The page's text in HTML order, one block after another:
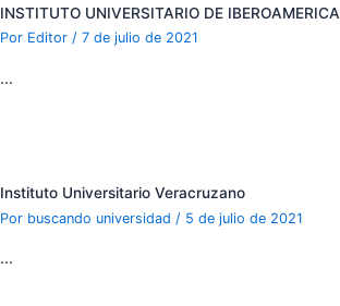
INSTITUTO UNIVERSITARIO DE IBEROAMERICA
Por Editor / 7 de julio de 2021
…
Instituto Universitario Veracruzano
Por buscando universidad / 5 de julio de 2021
…